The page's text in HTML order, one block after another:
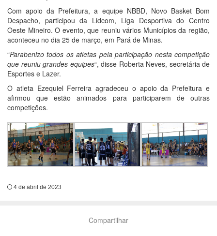
Com apoio da Prefeitura, a equipe NBBD, Novo Basket Bom
Despacho, participou da Lidcom, Liga Desportiva do Centro
Oeste Mineiro. O evento, que reuniu vários Municípios da região,
aconteceu no dia 25 de março, em Pará de Minas.
“Parabenizo todos os atletas pela participação nesta competição
que reuniu grandes equipes“, disse Roberta Neves, secretária de
Esportes e Lazer.
O atleta Ezequiel Ferreira agradeceu o apoio da Prefeitura e
afirmou que estão animados para participarem de outras
competições.
4 de abril de 2023
Compartilhar